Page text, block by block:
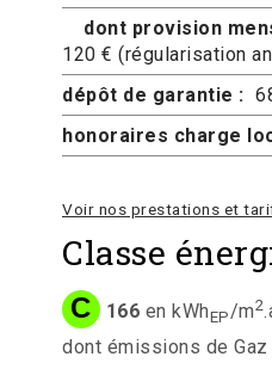
dont provision
120 € (régularisation
dépôt de garantie :
honoraires charge
Voir nos prestations et
Classe
C 166 en kWhEP /m2
dont émissions de